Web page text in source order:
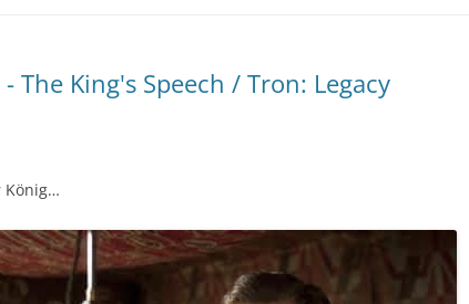
The King's Speech / Tron: Legacy
König…